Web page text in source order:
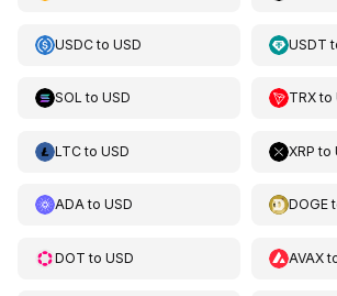
USDCto USD USDT
SOL to USD TRXto
LTCto USD XRP to
ADAto USD DOGE
DOT to USD AVAX